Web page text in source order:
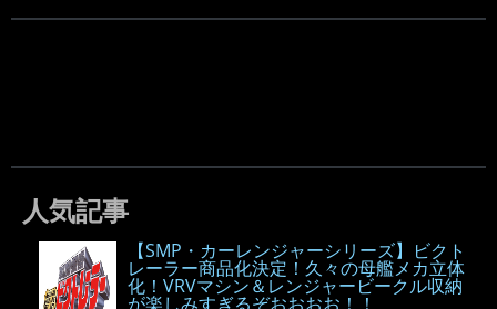
人気記事
【SMP・カーレンジャーシリーズ】ビクト
レーラー商品化決定！久々の母艦メカ立体
化！VRVマシン＆レンジャービークル収納
が楽しみすぎるぞおおおお！！